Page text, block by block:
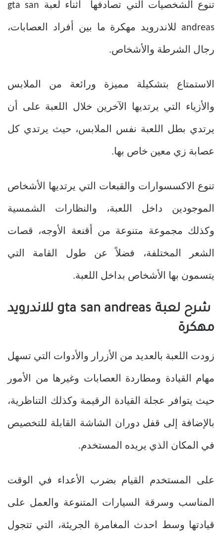
تنوع الشخصيات التي تصادفها أثناء لعبة gta san
andreas للاندرويد مهكرة ما بين أفراد العصابات،
رجال الشرطة والأشخاص.
الاستمتاع بتشكيلة مميزة ورائعة من الملابس
والأزياء التي يرتديها الآخرين خلال اللعبة على أن
يرتدي بطل اللعبة نفس الملابس، حيث يرتدي كل
عصابة زي معين خاص بها.
تنوع الاكسسوارات والقبعات التي يرتديها الأشخاص
الموجودين داخل اللعبة، والنظارات الشمسية
وكذلك مجموعة متنوعة من أقنعة الأوجه، قصات
الشعر المختلفة، فضلاً عن طول القامة التي
يتسمون بها الأشخاص بداخل اللعبة.
شرح لعبة gta san andreas للاندرويد
مهكرة
زودت اللعبة بالعديد من الأزرار والأدوات التي تسهل
مهام القيادة ومطاردة العصابات وغيرها من الأمور
حيث يتوافر عجلة القيادة الرقيمة وكذلك التناظرية،
بالإضافة إلى قفل دوران الشاشة القابلة للتخصيص
في المكان الذي يريده المستخدم.
على المستخدم القيام بضرب الأعداء في الوقت
المناسب وسرقة السيارات المتنوعة والعمل على
قيادتها وسط احدث المغامرة الجريئة، التي تتجول